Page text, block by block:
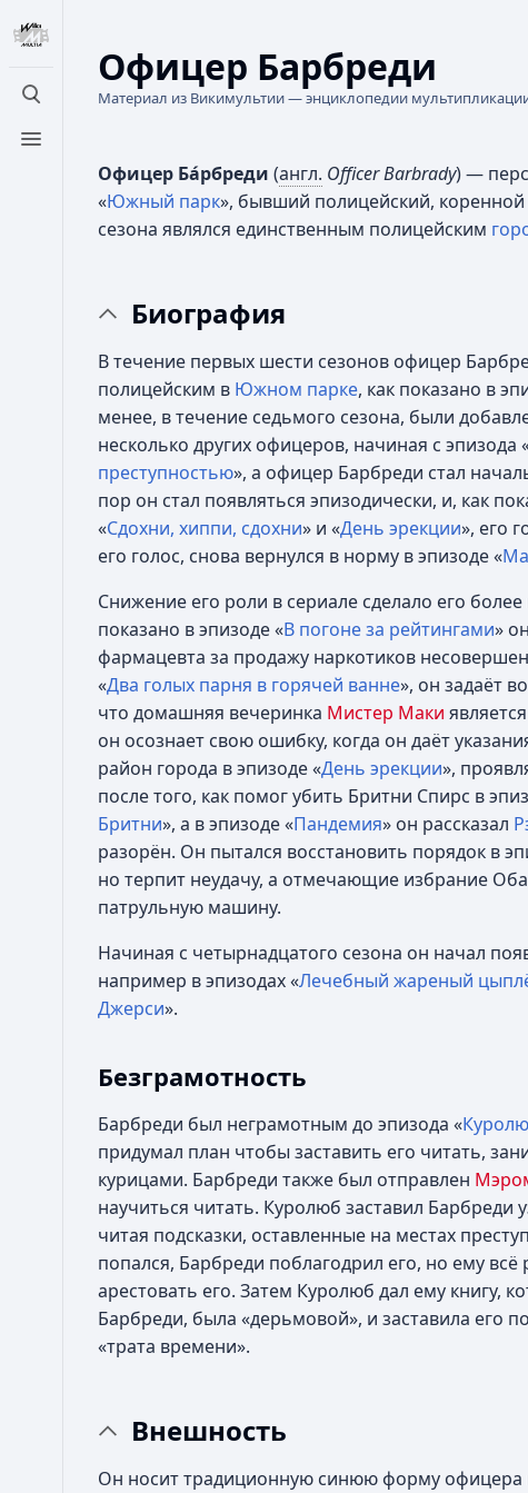
Открыть поиск
Открыть меню
Офицер Барбреди
Материал из Викимультии — энциклопедии
Офицер Ба́рбреди (англ. Officer Barbrady) —
«Южный парк», бывший полицейский,
сезона являлся единственным полицейским
Биография
В течение первых шести сезонов офицер
полицейским в Южном парке, как показано в
менее, в течение седьмого сезона, были
несколько других офицеров, начиная с эпизода
преступностью», а офицер Барбреди стал
пор он стал появляться эпизодически, и, как
«Сдохни, хиппи, сдохни» и «День эрекции», его
его голос, снова вернулся в норму в эпизоде «
Снижение его роли в сериале сделало его
показано в эпизоде «В погоне за рейтингами»
фармацевта за продажу наркотиков
«Два голых парня в горячей ванне», он задаёт
что домашняя вечеринка Мистер Маки
он осознает свою ошибку, когда он даёт
район города в эпизоде «День эрекции»,
после того, как помог убить Бритни Спирс в
Бритни», а в эпизоде «Пандемия» он рассказал
разорён. Он пытался восстановить порядок в
но терпит неудачу, а отмечающие избрание
патрульную машину.
Начиная с четырнадцатого сезона он начал
например в эпизодах «Лечебный жареный
Джерси».
Безграмотность
Барбреди был неграмотным до эпизода «
придумал план чтобы заставить его читать,
курицами. Барбреди также был отправлен
научиться читать. Куролюб заставил Барбреди
читая подсказки, оставленные на местах
попался, Барбреди поблагодрил его, но ему
арестовать его. Затем Куролюб дал ему книгу,
Барбреди, была «дерьмовой», и заставила его
«трата времени».
Внешность
Он носит традиционную синюю форму офицера